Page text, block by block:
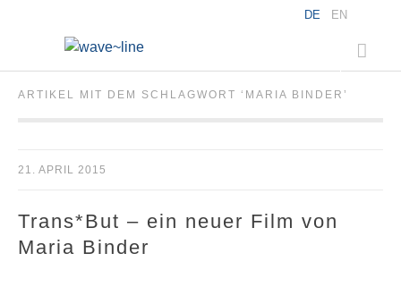
DE EN
ARTIKEL MIT DEM SCHLAGWORT ‘ MARIA BINDER ’
21. APRIL 2015
Trans*But – ein neuer Film von
Maria Binder